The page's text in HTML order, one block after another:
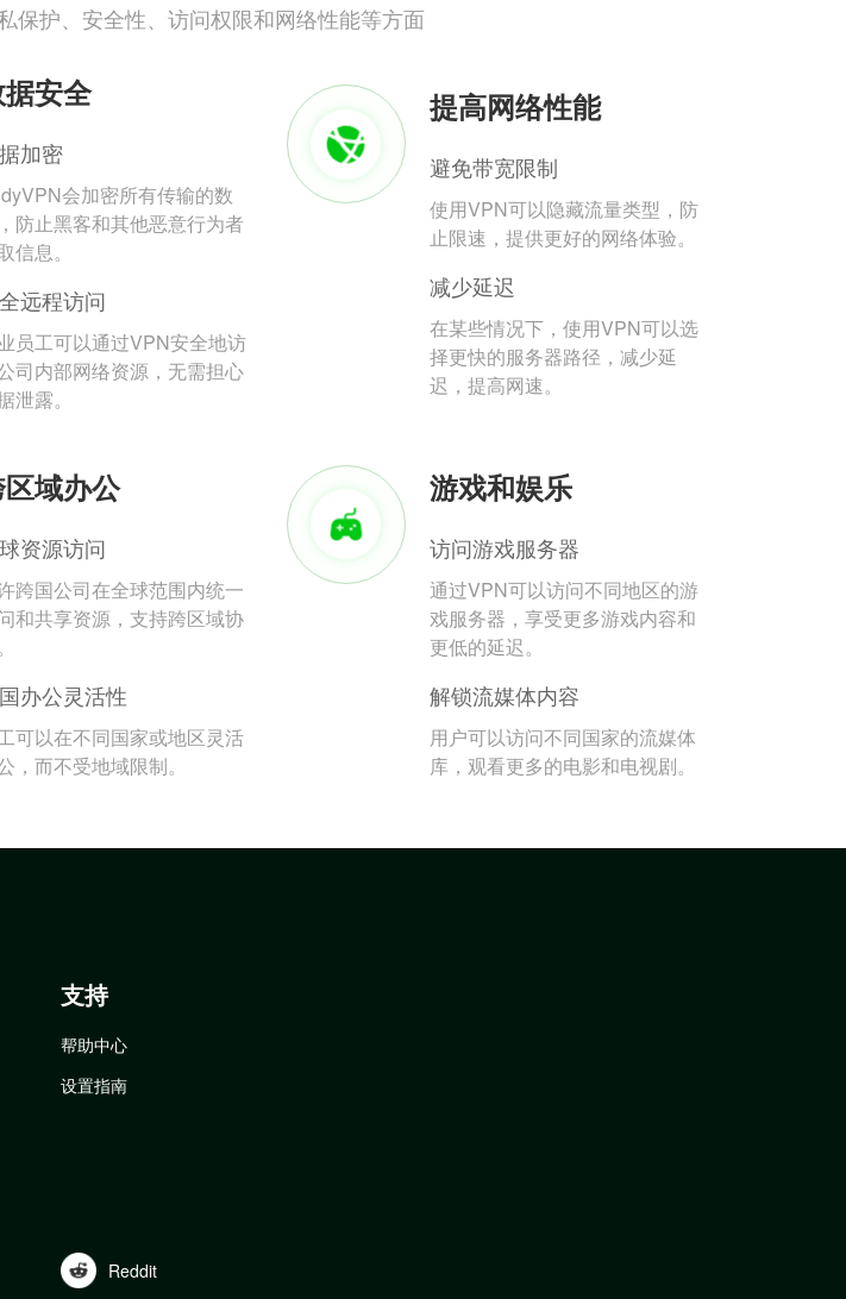
保护、安全性、访问权限和网络性能等方面
安全
加密
会加密所有传输的数
防止黑客和其他恶意行为者
信息。
远程访问
员工可以通过VPN安全地访
司内部网络资源，无需担心
泄露。
提高网络性能
避免带宽限制
使用VPN可以隐藏流量类型，防
止限速，提供更好的网络体验。
减少延迟
在某些情况下，使用VPN可以选
择更快的服务器路径，减少延
迟，提高网速。
域办公
资源访问
跨国公司在全球范围内统一
和共享资源，支持跨区域协
办公灵活性
可以在不同国家或地区灵活
，而不受地域限制。
游戏和娱乐
访问游戏服务器
通过VPN可以访问不同地区的游
戏服务器，享受更多游戏内容和
更低的延迟。
解锁流媒体内容
用户可以访问不同国家的流媒体
库，观看更多的电影和电视剧。
支持
帮助中心
设置指南
Reddit